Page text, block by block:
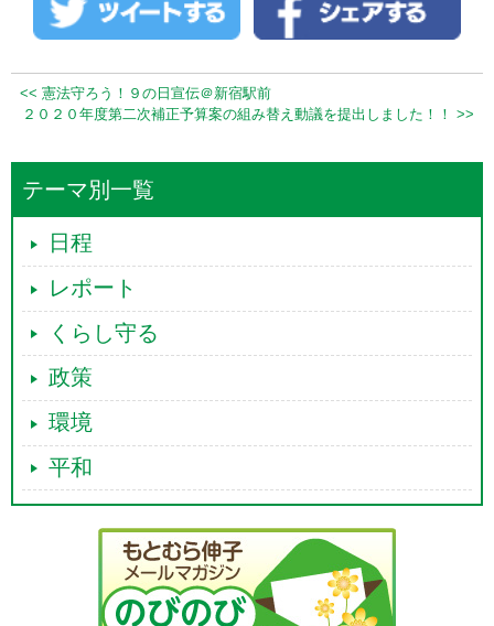
<< 憲法守ろう！９の日宣伝＠新宿駅前
２０２０年度第二次補正予算案の組み替え動議を提出しました！！ >>
テーマ別一覧
日程
レポート
くらし守る
政策
環境
平和